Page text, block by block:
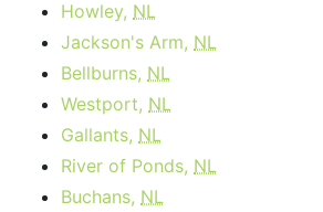
Howley, NL
Jackson's Arm, NL
Bellburns, NL
Westport, NL
Gallants, NL
River of Ponds, NL
Buchans, NL